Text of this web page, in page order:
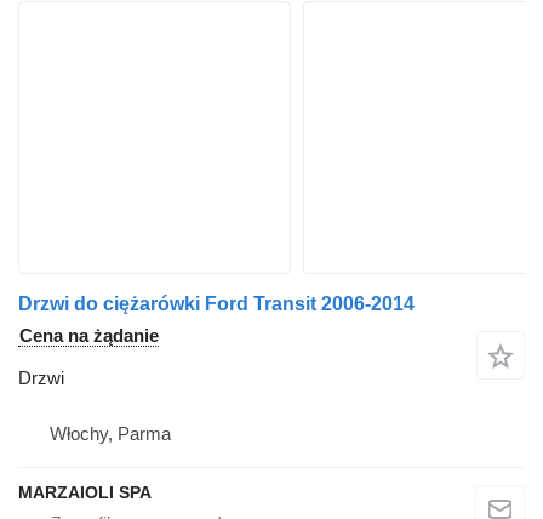
Drzwi do ciężarówki Ford Transit 2006-2014
Cena na żądanie
Drzwi
Włochy, Parma
MARZAIOLI SPA